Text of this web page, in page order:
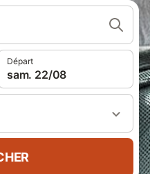
Départ
sam. 22/08